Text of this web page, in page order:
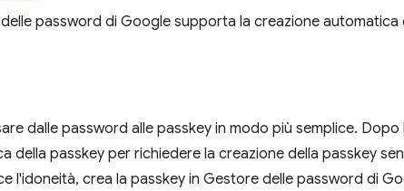
password di Google supporta la creazione automatica
dalle password alle passkey in modo più semplice.
della passkey per richiedere la creazione della passkey
l'idoneità, crea la passkey in Gestore delle password di